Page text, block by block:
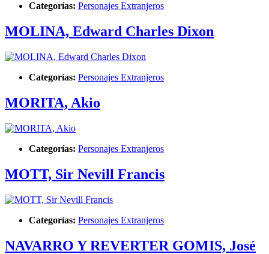
Categorías: Personajes Extranjeros
MOLINA, Edward Charles Dixon
Categorías: Personajes Extranjeros
MORITA, Akio
Categorías: Personajes Extranjeros
MOTT, Sir Nevill Francis
Categorías: Personajes Extranjeros
NAVARRO Y REVERTER GOMIS, José